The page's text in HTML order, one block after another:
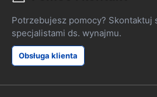
Potrzebujesz pomocy? Skontaktuj
specjalistami ds. wynajmu.
Obsługa klienta